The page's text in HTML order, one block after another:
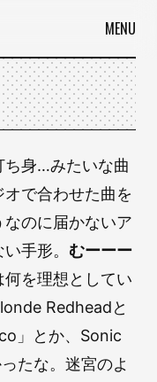
MENU
ち身…みたいな曲
で合わせた曲を
のに届かないア
手形。 むーーー
を理想としてい
Redheadと
」とか、Sonic
たな。迷宮のよ